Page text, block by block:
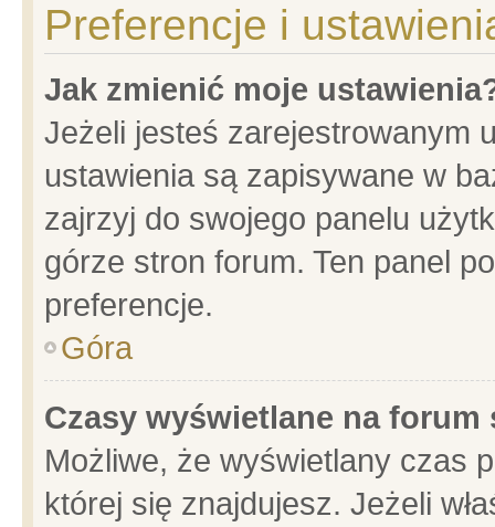
Preferencje i
Jak zmienić moje
Jeżeli jesteś zarejestrowanym
ustawienia są zapisywane w
zajrzyj do swojego panelu
górze stron forum. Ten panel
preferencje.
Góra
Czasy wyświetlane na forum
Możliwe, że wyświetlany czas
której się znajdujesz. Jeżeli